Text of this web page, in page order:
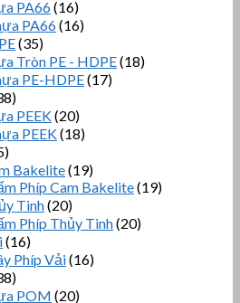
PA66(16)
PA66(16)
(35)
Tròn PE - HDPE(18)
PE-HDPE(17)
PEEK(20)
PEEK(18)
Bakelite(19)
Phíp Cam Bakelite(19)
Tinh(20)
Phíp Thủy Tinh(20)
(16)
Phíp Vải(16)
POM (20)